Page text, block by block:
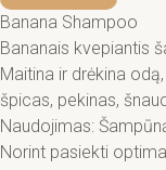
Banana Shampoo
Bananais kvepiantis
Maitina ir drėkina
špicas, pekinas,
Naudojimas:
Norint pasiekti